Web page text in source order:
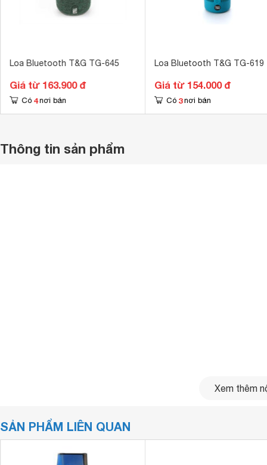
Loa Bluetooth T&G TG-645
Giá từ 163.900 đ
Có 4 nơi bán
Loa Bluetooth T&G TG-619
Giá từ 154.000 đ
Có 3 nơi bán
Thông tin sản phẩm
Xem thêm
SẢN PHẨM LIÊN QUAN